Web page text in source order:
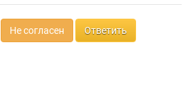
Не согласен Ответить